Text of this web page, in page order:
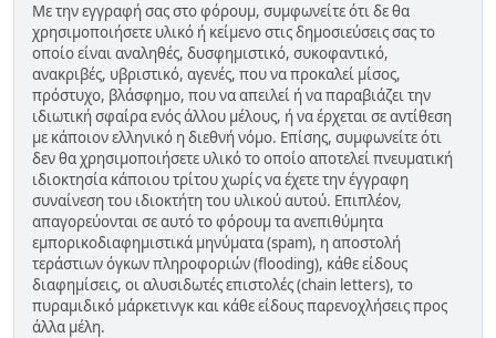
Με την εγγραφή σας στο φόρουμ, συμφωνείτε ότι δε θα
χρησιμοποιήσετε υλικό ή κείμενο στις δημοσιεύσεις σας το
οποίο είναι αναληθές, δυσφημιστικό, συκοφαντικό,
ανακριβές, υβριστικό, αγενές, που να προκαλεί μίσος,
πρόστυχο, βλάσφημο, που να απειλεί ή να παραβιάζει την
ιδιωτική σφαίρα ενός άλλου μέλους, ή να έρχεται σε αντίθεση
με κάποιον ελληνικό η διεθνή νόμο. Επίσης, συμφωνείτε ότι
δεν θα χρησιμοποιήσετε υλικό το οποίο αποτελεί πνευματική
ιδιοκτησία κάποιου τρίτου χωρίς να έχετε την έγγραφη
συναίνεση του ιδιοκτήτη του υλικού αυτού. Επιπλέον,
απαγορεύονται σε αυτό το φόρουμ τα ανεπιθύμητα
εμπορικοδιαφημιστικά μηνύματα (spam), η αποστολή
τεράστιων όγκων πληροφοριών (flooding), κάθε είδους
διαφημίσεις, οι αλυσιδωτές επιστολές (chain letters), το
πυραμιδικό μάρκετινγκ και κάθε είδους παρενοχλήσεις προς
άλλα μέλη.